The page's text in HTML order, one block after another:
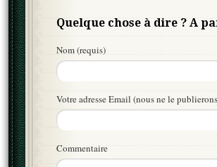
Quelque chose à dire ? A
Nom (requis)
Votre adresse Email (nous ne le
Commentaire